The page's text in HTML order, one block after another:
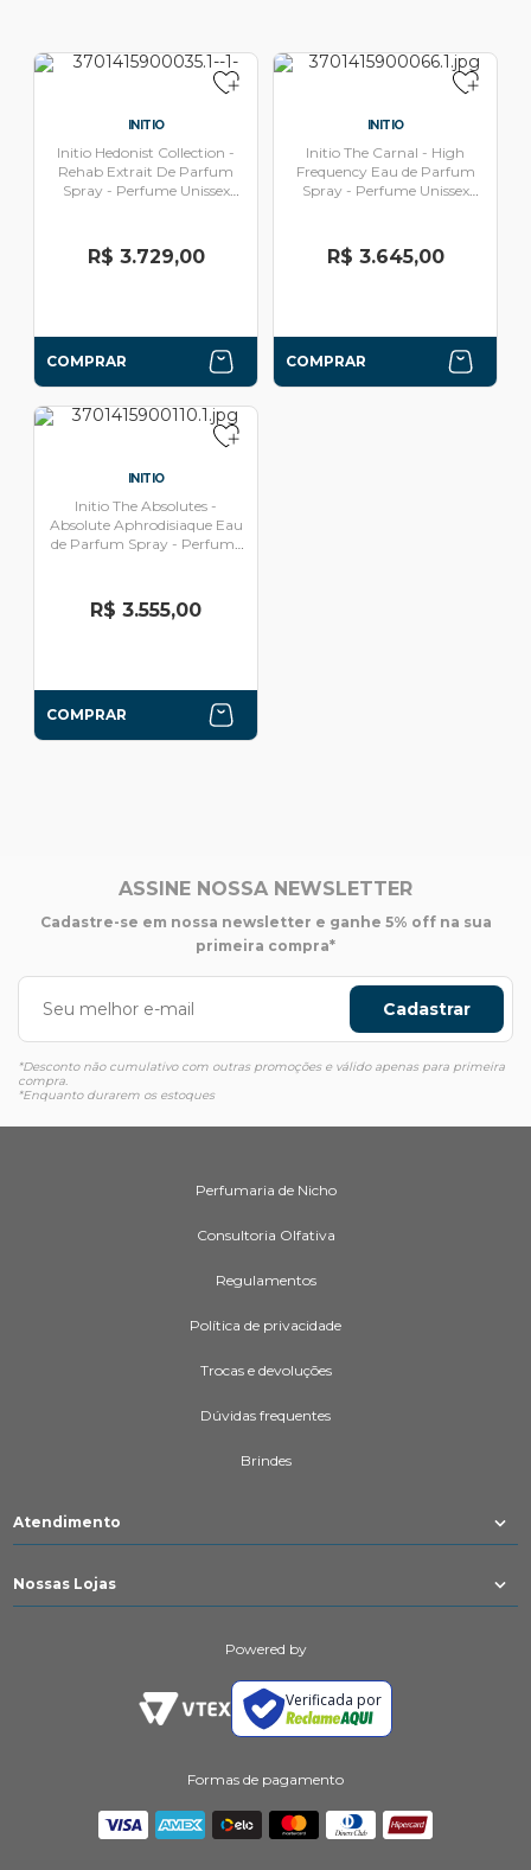
INITIO
Initio Hedonist Collection -
Rehab Extrait De Parfum
Spray - Perfume Unissex
R$ 3.729,00
COMPRAR
INITIO
Initio The Carnal - High
Frequency Eau de Parfum
Spray - Perfume Unissex
R$ 3.645,00
COMPRAR
INITIO
Initio The Absolutes -
Absolute Aphrodisiaque Eau
de Parfum Spray - Perfume
R$ 3.555,00
COMPRAR
ASSINE NOSSA NEWSLETTER
Cadastre-se em nossa newsletter e ganhe 5% off na sua
primeira compra*
Cadastrar
*Desconto não cumulativo com outras promoções e válido apenas para primeira
compra.
*Enquanto durarem os estoques
Perfumaria de Nicho
Consultoria Olfativa
Regulamentos
Política de privacidade
Trocas e devoluções
Dúvidas frequentes
Brindes
Atendimento
Nossas Lojas
Powered by
Verificada por
Formas de pagamento